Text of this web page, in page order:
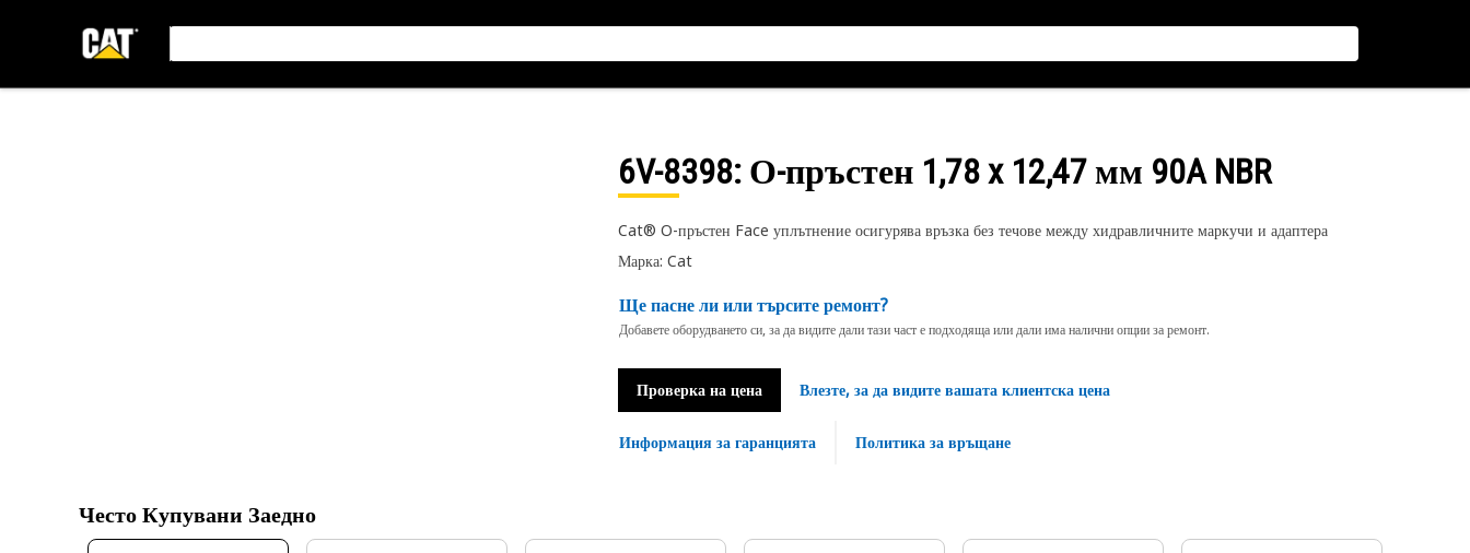
6V-8398: О-пръстен 1,78 x 12,47 мм 90A NBR
Cat® O-пръстен Face уплътнение осигурява връзка без течове между хидравличните маркучи и адаптера
Марка: Cat
Ще пасне ли или търсите ремонт?
Добавете оборудването си, за да видите дали тази част е подходяща или дали има налични опции за ремонт.
Проверка на цена Влезте, за да видите вашата клиентска цена
Информация за гаранцията Политика за връщане
Често Купувани Заедно